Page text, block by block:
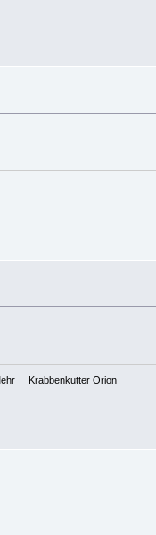
Krabbenkutter Orion